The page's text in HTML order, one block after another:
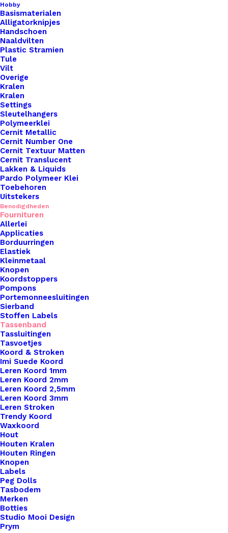
Hobby
Basismaterialen
Alligatorknipjes
Handschoen
Naaldvilten
Plastic Stramien
Tule
Vilt
Overige
Kralen
Kralen
Settings
Sleutelhangers
Polymeerklei
Cernit Metallic
Cernit Number One
Cernit Textuur Matten
Cernit Translucent
Lakken & Liquids
Pardo Polymeer Klei
Toebehoren
Uitstekers
Benodigdheden
Fournituren
Allerlei
Applicaties
Borduurringen
Elastiek
Kleinmetaal
Knopen
Koordstoppers
Pompons
Portemonneesluitingen
Sierband
Stoffen Labels
Tassenband
Tassluitingen
Tasvoetjes
Koord & Stroken
Imi Suede Koord
Leren Koord 1mm
Leren Koord 2mm
Leren Koord 2,5mm
Leren Koord 3mm
Leren Stroken
Trendy Koord
Waxkoord
Hout
Houten Kralen
Houten Ringen
Knopen
Labels
Peg Dolls
Tasbodem
Merken
Botties
Studio Mooi Design
Prym
Tassenband 30mm Kobalt
€1,50
Tassenband 30mm Wit